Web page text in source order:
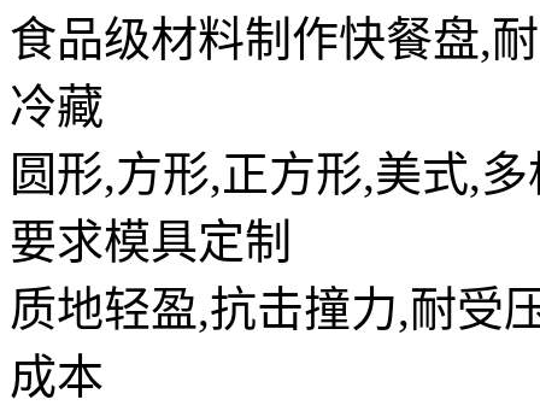
食品级材料制作快餐盘,
冷藏
圆形,方形,正方形,美式,
要求模具定制
质地轻盈,抗击撞力,耐受
成本